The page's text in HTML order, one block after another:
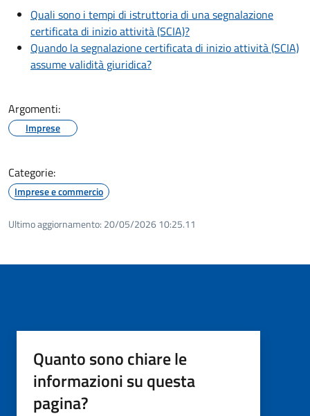
Quali sono i tempi di istruttoria di una segnalazione
certificata di inizio attività (SCIA)?
Quando la segnalazione certificata di inizio attività (SCIA)
assume validità giuridica?
Argomenti:
Imprese
Categorie:
Imprese e commercio
Ultimo aggiornamento: 20/05/2026 10:25.11
Quanto sono chiare le
informazioni su questa
pagina?